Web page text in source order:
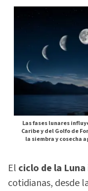
Las fases lunares
Caribe y del Golfo de
la siembra y cosecha
El ciclo de la Luna
cotidianas, desde